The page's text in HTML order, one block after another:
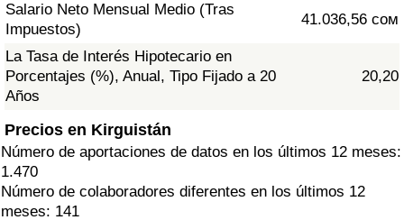
Salario Neto Mensual Medio (Tras
Impuestos)
41.036,56 сом
La Tasa de Interés Hipotecario en
Porcentajes (%), Anual, Tipo Fijado a 20
Años
20,20
Precios en Kirguistán
Número de aportaciones de datos en los últimos 12 meses:
1.470
Número de colaboradores diferentes en los últimos 12
meses: 141